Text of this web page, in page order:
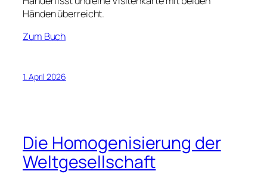
Händen überreicht.
Zum Buch
1. April 2026
Die Homogenisierung der
Weltgesellschaft